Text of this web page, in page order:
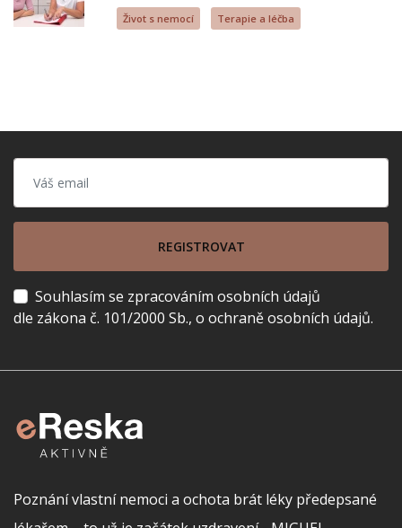
Život s nemocí Terapie a léčba
REGISTROVAT
Souhlasím se zpracováním osobních údajů
dle zákona č. 101/2000 Sb., o ochraně osobních údajů.
Poznání vlastní nemoci a ochota brát léky předepsané